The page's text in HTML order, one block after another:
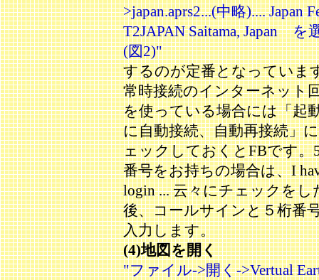
>japan.aprs2...(中略).... Japan
T2JAPAN Saitama, Japan を
(図2)"
するのが定番となっていま
常時接続のインターネット
を使っている場合には「起
に自動接続、自動再接続」
ェックしておくとFBです。
番号をお持ちの場合は、I
login ... 云々にチェックをし
後、コールサインと５桁番
入力します。
(4)地図を開く
"ファイル->開く->Vertual